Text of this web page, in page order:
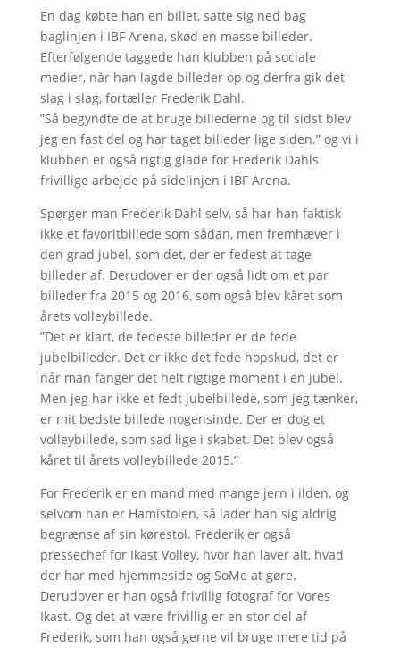
En dag købte han en billet, satte sig ned bag
baglinjen i IBF Arena, skød en masse billeder.
Efterfølgende taggede han klubben på sociale
medier, når han lagde billeder op og derfra gik det
slag i slag, fortæller Frederik Dahl.
”Så begyndte de at bruge billederne og til sidst blev
jeg en fast del og har taget billeder lige siden.” og vi i
klubben er også rigtig glade for Frederik Dahls
frivillige arbejde på sidelinjen i IBF Arena.
Spørger man Frederik Dahl selv, så har han faktisk
ikke et favoritbillede som sådan, men fremhæver i
den grad jubel, som det, der er fedest at tage
billeder af. Derudover er der også lidt om et par
billeder fra 2015 og 2016, som også blev kåret som
årets volleybillede.
”Det er klart, de fedeste billeder er de fede
jubelbilleder. Det er ikke det fede hopskud, det er
når man fanger det helt rigtige moment i en jubel.
Men jeg har ikke et fedt jubelbillede, som jeg tænker,
er mit bedste billede nogensinde. Der er dog et
volleybillede, som sad lige i skabet. Det blev også
kåret til årets volleybillede 2015.”
For Frederik er en mand med mange jern i ilden, og
selvom han er Hamistolen, så lader han sig aldrig
begrænse af sin kørestol. Frederik er også
pressechef for Ikast Volley, hvor han laver alt, hvad
der har med hjemmeside og SoMe at gøre.
Derudover er han også frivillig fotograf for Vores
Ikast. Og det at være frivillig er en stor del af
Frederik, som han også gerne vil bruge mere tid på